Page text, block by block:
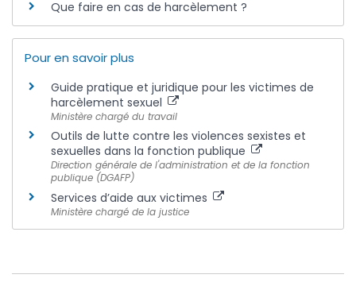
Que faire en cas de harcèlement ?
Pour en savoir plus
Guide pratique et juridique pour les victimes de
harcèlement sexuel
Ministère chargé du travail
Outils de lutte contre les violences sexistes et
sexuelles dans la fonction publique
Direction générale de l'administration et de la fonction
publique (DGAFP)
Services d’aide aux victimes
Ministère chargé de la justice